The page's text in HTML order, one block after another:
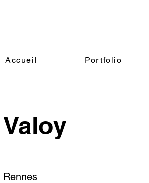
Accueil Portfolio
Valoy
Rennes